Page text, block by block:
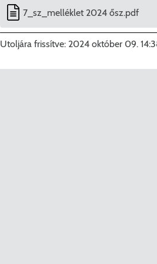
7_sz_melléklet 2024 ősz.pdf
Utoljára frissítve: 2024 október 09.